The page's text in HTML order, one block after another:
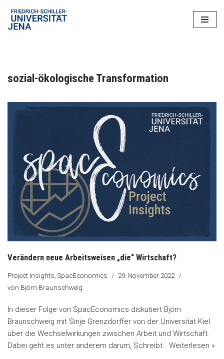
Zum
sozial-ökologische Transformation
Verändern neue Arbeitsweisen „die“ Wirtschaft?
Project Insights, SpacEconomics
29. November 2022
von Björn Braunschweig
In dieser Folge von SpacEconomics diskutiert Björn
Braunschweig mit Sinje Grenzdörffer von der Universität Kiel
über die Wechselwirkungen zwischen Arbeit und Wirtschaft.
Dabei geht es unter anderem darum, Schreibt… Weiterlesen »